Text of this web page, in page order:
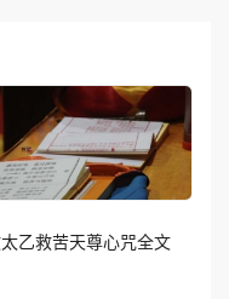
乙救苦天尊心咒全文